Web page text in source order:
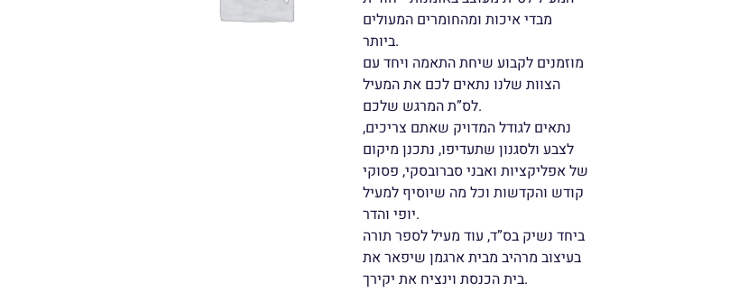
מבדי איכות ומהחומרים המעולים
ביותר.
מוזמנים לקבוע שיחת התאמה ויחד עם
הצוות שלנו נתאים לכם את המעיל
לס”ת המרגש שלכם.
נתאים לגודל המדויק שאתם צריכים,
לצבע ולסגנון שתעדיפו, נתכנן מיקום
של אפליקציות ואבני סברובסקי, פסוקי
קודש והקדשות וכל מה שיוסיף למעיל
יופי והדר.
ביחד נשיק בס”ד, עוד מעיל לספר תורה
בעיצוב מרהיב מבית ארגמן שיפאר את
בית הכנסת וינציח את יקירך.